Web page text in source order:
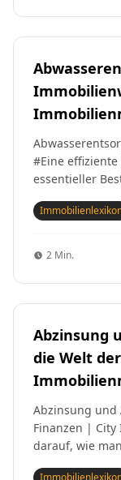
#Eine
essentieller
2 Min.
Abzinsung
die Welt
Abzinsung und
Finanzen |
darauf, wie